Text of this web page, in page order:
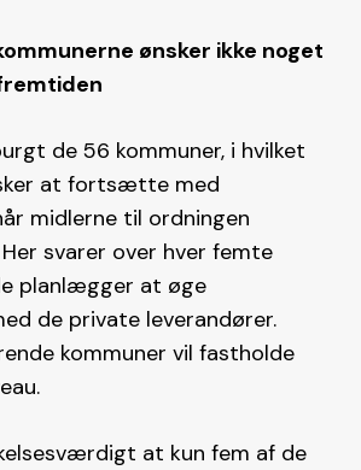
ønsker ikke noget
de 56 kommuner, i hvilket
at fortsætte med
midlerne til ordningen
svarer over hver femte
planlægger at øge
de private leverandører.
kommuner vil fastholde
at kun fem af de